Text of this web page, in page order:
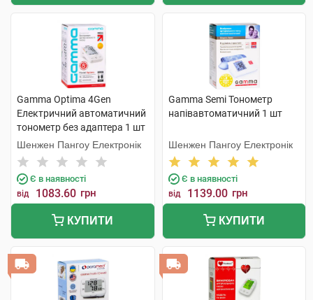
Gamma Optima 4Gen
Електричний автоматичний
тонометр без адаптера 1 шт
Шенжен Пангоу Електронік
Є в наявності
від 1083.60 грн
КУПИТИ
Gamma Semi Тонометр
напівавтоматичний 1 шт
Шенжен Пангоу Електронік
Є в наявності
від 1139.00 грн
КУПИТИ